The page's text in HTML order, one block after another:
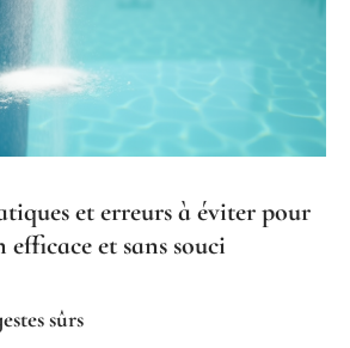
et erreurs à éviter pour
et sans souci
sûrs